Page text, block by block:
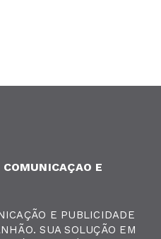
E
E PUBLICIDADE
SUA SOLUÇÃO EM